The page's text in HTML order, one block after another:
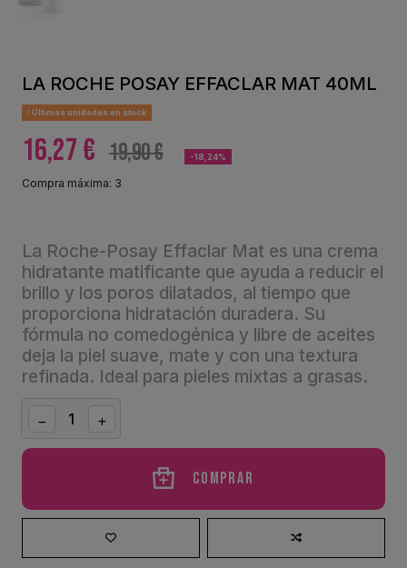
LA ROCHE POSAY EFFACLAR MAT 40ML
Últimas unidades en stock
16,27 € 19,90 € -18,24%
Compra máxima: 3
La Roche-Posay Effaclar Mat es una crema
hidratante matificante que ayuda a reducir el
brillo y los poros dilatados, al tiempo que
proporciona hidratación duradera. Su
fórmula no comedogénica y libre de aceites
deja la piel suave, mate y con una textura
refinada. Ideal para pieles mixtas a grasas.
Comprar